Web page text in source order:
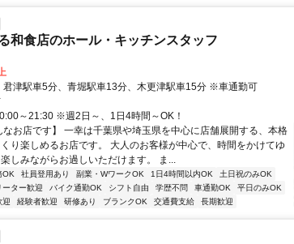
和食店のホール・キッチンスタッフ
君津駅車5分、青堀駅車13分、木更津駅車15分 ※車通勤可
～21:30 ※週2日～、1日4時間～OK！
なお店です】 一幸は千葉県や埼玉県を中心に店舗展開する、本格
り楽しめるお店です。 大人のお客様が中心で、時間をかけてゆ
しみながらお過しいただけます。 ま...
OK 社員登用あり 副業・WワークOK 1日4時間以内OK
土日祝のみOK
ーター歓迎 バイク通勤OK シフト自由 学歴不問 車通勤OK
平日のみOK
迎 経験者歓迎 研修あり ブランクOK 交通費支給 長期歓迎